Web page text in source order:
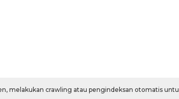
melakukan crawling atau pengindeksan otomatis